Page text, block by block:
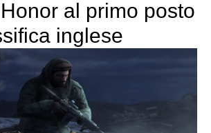
al primo posto
inglese